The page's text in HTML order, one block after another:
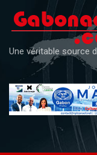
content
Une véritable source